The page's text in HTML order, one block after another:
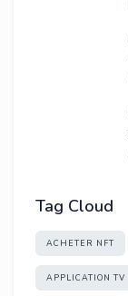
Tag Cloud
ACHETER NFT
APPLICATION TV